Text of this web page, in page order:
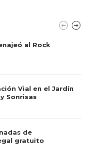
al Rock
Vial en el Jardín
Sonrisas
de
gratuito